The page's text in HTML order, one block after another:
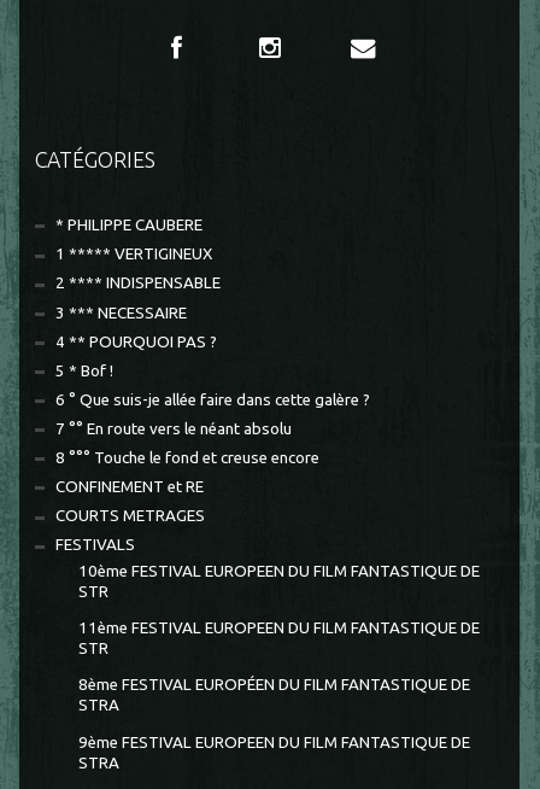
CATÉGORIES
* PHILIPPE CAUBERE
1 ***** VERTIGINEUX
2 **** INDISPENSABLE
3 *** NECESSAIRE
4 ** POURQUOI PAS ?
5 * Bof !
6 ° Que suis-je allée faire dans cette galère ?
7 °° En route vers le néant absolu
8 °°° Touche le fond et creuse encore
CONFINEMENT et RE
COURTS METRAGES
FESTIVALS
10ème FESTIVAL EUROPEEN DU FILM FANTASTIQUE DE
STR
11ème FESTIVAL EUROPEEN DU FILM FANTASTIQUE DE
STR
8ème FESTIVAL EUROPÉEN DU FILM FANTASTIQUE DE
STRA
9ème FESTIVAL EUROPEEN DU FILM FANTASTIQUE DE
STRA